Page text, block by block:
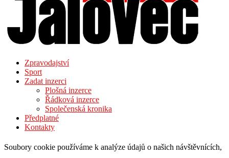
Zpravodajství
Sport
Zadat inzerci
Plošná inzerce
Řádková inzerce
Společenská kronika
Předplatné
Kontakty
Soubory cookie používáme k analýze údajů o našich návštěvnících,